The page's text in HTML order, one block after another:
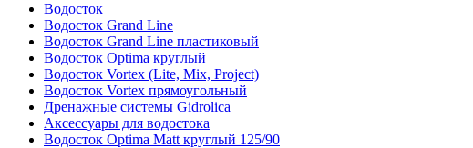
Водосток
Водосток Grand Line
Водосток Grand Line пластиковый
Водосток Optima круглый
Водосток Vortex (Lite, Mix, Project)
Водосток Vortex прямоугольный
Дренажные системы Gidrolica
Аксессуары для водостока
Водосток Optima Matt круглый 125/90